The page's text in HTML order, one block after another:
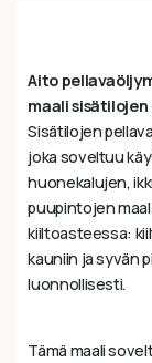
Aito
maali
Sisätilojen
joka soveltuu
huonekalujen,
puupintojen
kiiltoasteessa:
kauniin ja syvän
luonnollisesti.
Tämä maali